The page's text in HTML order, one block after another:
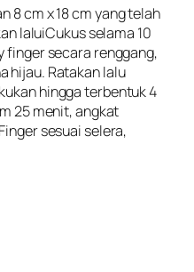
8 cm x 18 cm yang telah
laluiCukus selama 10
finger secara renggang,
hijau. Ratakan lalu
hingga terbentuk 4
25 menit, angkat
sesuai selera,